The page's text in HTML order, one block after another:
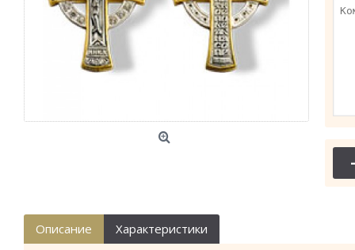
-
Описание Характеристики